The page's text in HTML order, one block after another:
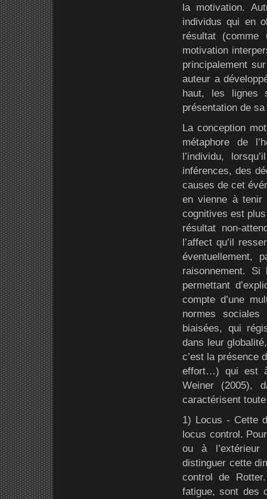
la motivation.
individus qui en
résultat
motivation
principalement
auteur a
haut, les lignes
présentation de
La conception
métaphore de
l’individu,
inférences, des
causes de cet
en vienne à tenir
cognitives est
résultat non-
l’affect qu’il
éventuellement,
raisonnement.
permettant
compte d’une
normes
biaisées, qui
dans leur
c’est la présence
effort…) qui est à
Weiner (2005),
caractérisent
1) Locus - Cette
locus control.
ou à l’extérieur
distinguer cette
control de
fatigue, sont des